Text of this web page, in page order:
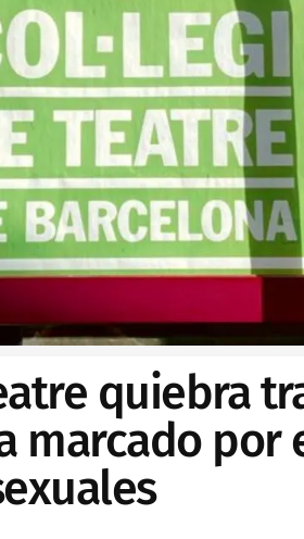
quiebra
marcado por